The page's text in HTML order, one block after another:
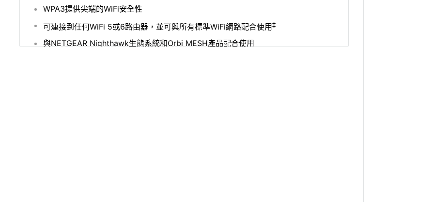
WPA3提供尖端的WiFi安全性
可連接到任何WiFi 5或6路由器，並可與所有標準WiFi網路配合使用‡
與NETGEAR Nighthawk生態系統和Orbi MESH產品配合使用